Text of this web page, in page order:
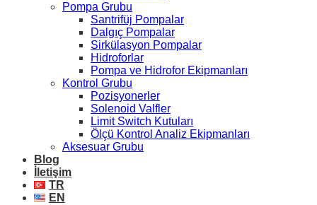
Pompa Grubu
Santrifüj Pompalar
Dalgıç Pompalar
Sirkülasyon Pompalar
Hidroforlar
Pompa ve Hidrofor Ekipmanları
Kontrol Grubu
Pozisyonerler
Solenoid Valfler
Limit Switch Kutuları
Ölçü Kontrol Analiz Ekipmanları
Aksesuar Grubu
Blog
İletişim
TR
EN